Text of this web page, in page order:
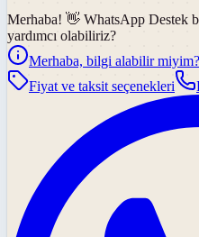
Merhaba! 👋 WhatsApp Destek
yardımcı olabiliriz?
Merhaba, bilgi alabilir miyim?
Fiyat ve taksit seçenekleri